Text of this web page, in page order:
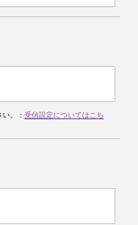
。： 受信設定についてはこち